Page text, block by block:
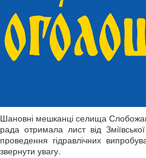
Шановні мешканці селища
рада отримала лист від
проведення гідравлічних
звернути увагу.